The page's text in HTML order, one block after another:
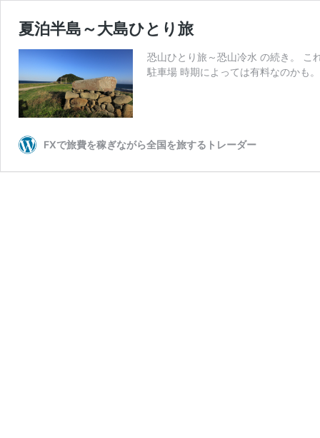
夏泊半島～大島ひとり旅
恐山ひとり旅～恐山冷水 の続き。
駐車場 時期によっては有料なのかも
FXで旅費を稼ぎながら全国を旅するトレーダー